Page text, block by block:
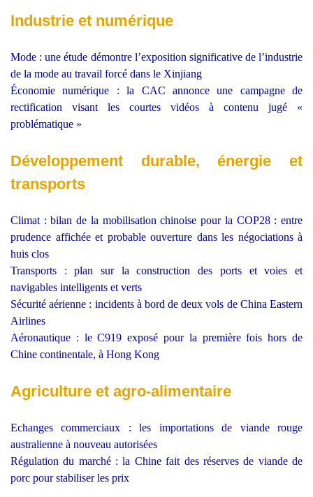
Industrie et numérique
Mode : une étude démontre l’exposition significative de l’industrie
de la mode au travail forcé dans le Xinjiang
Économie numérique : la CAC annonce une campagne de
rectification visant les courtes vidéos à contenu jugé «
problématique »
Développement durable, énergie et
transports
Climat : bilan de la mobilisation chinoise pour la COP28 : entre
prudence affichée et probable ouverture dans les négociations à
huis clos
Transports : plan sur la construction des ports et voies et
navigables intelligents et verts
Sécurité aérienne : incidents à bord de deux vols de China Eastern
Airlines
Aéronautique : le C919 exposé pour la première fois hors de
Chine continentale, à Hong Kong
Agriculture et agro-alimentaire
Echanges commerciaux : les importations de viande rouge
australienne à nouveau autorisées
Régulation du marché : la Chine fait des réserves de viande de
porc pour stabiliser les prix